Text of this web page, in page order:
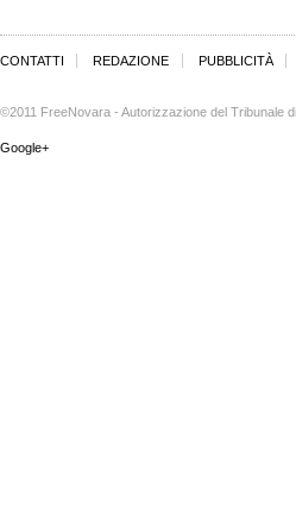
CONTATTI REDAZIONE PUBBLICITÀ
©2011 FreeNovara - Autorizzazione del Tribunale
Google+